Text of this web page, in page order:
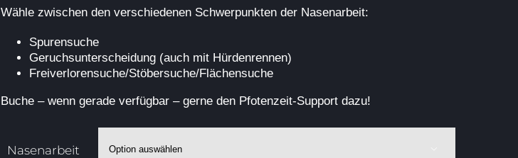
Wähle zwischen den verschiedenen Schwerpunkten der Nasenarbeit:
Spurensuche
Geruchsunterscheidung (auch mit Hürdenrennen)
Freiverlorensuche/Stöbersuche/Flächensuche
Buche – wenn gerade verfügbar – gerne den Pfotenzeit-Support dazu!
Nasenarbeit